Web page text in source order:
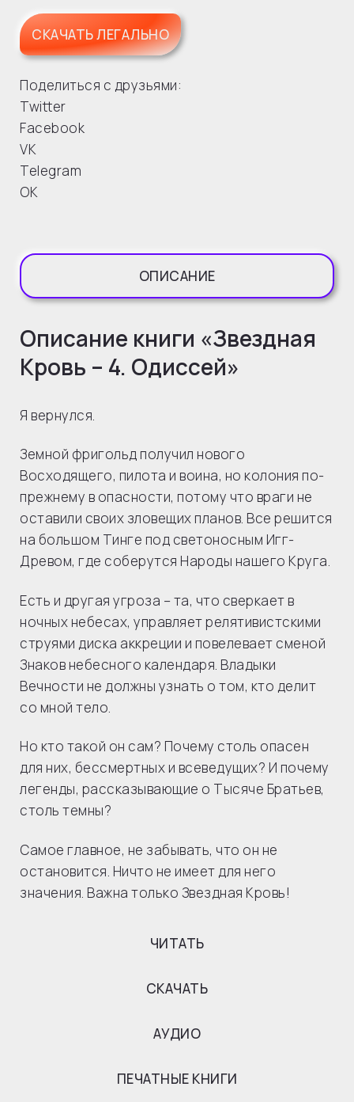
СКАЧАТЬ ЛЕГАЛЬНО
Поделиться с друзьями:
Twitter
Facebook
VK
Telegram
OK
ОПИСАНИЕ
Описание книги «Звездная
Кровь – 4. Одиссей»
Я вернулся.
Земной фригольд получил нового
Восходящего, пилота и воина, но колония по-
прежнему в опасности, потому что враги не
оставили своих зловещих планов. Все решится
на большом Тинге под светоносным Игг-
Древом, где соберутся Народы нашего Круга.
Есть и другая угроза – та, что сверкает в
ночных небесах, управляет релятивистскими
струями диска аккреции и повелевает сменой
Знаков небесного календаря. Владыки
Вечности не должны узнать о том, кто делит
со мной тело.
Но кто такой он сам? Почему столь опасен
для них, бессмертных и всеведущих? И почему
легенды, рассказывающие о Тысяче Братьев,
столь темны?
Самое главное, не забывать, что он не
остановится. Ничто не имеет для него
значения. Важна только Звездная Кровь!
ЧИТАТЬ
СКАЧАТЬ
АУДИО
ПЕЧАТНЫЕ КНИГИ